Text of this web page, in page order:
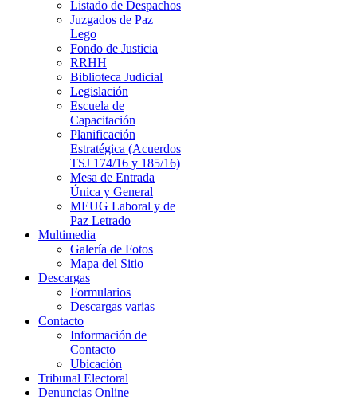
Listado de Despachos
Juzgados de Paz
Lego
Fondo de Justicia
RRHH
Biblioteca Judicial
Legislación
Escuela de
Capacitación
Planificación
Estratégica (Acuerdos
TSJ 174/16 y 185/16)
Mesa de Entrada
Única y General
MEUG Laboral y de
Paz Letrado
Multimedia
Galería de Fotos
Mapa del Sitio
Descargas
Formularios
Descargas varias
Contacto
Información de
Contacto
Ubicación
Tribunal Electoral
Denuncias Online